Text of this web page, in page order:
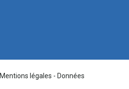
Mentions légales - Données